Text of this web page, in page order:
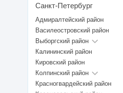
Санкт-Петербург
Адмиралтейский район
Василеостровский район
Выборгский район
Калининский район
Кировский район
Колпинский район
Красногвардейский район